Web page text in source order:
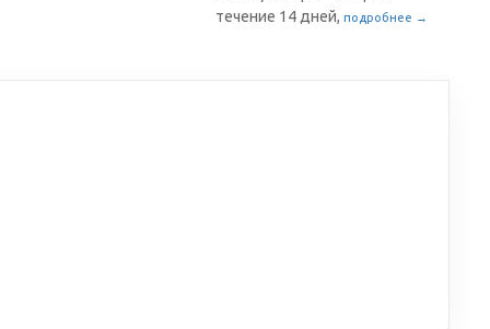
течение 14 дней,подробнее →